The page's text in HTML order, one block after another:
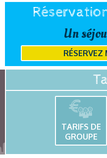
Un
TARIFS DE
GROUPE